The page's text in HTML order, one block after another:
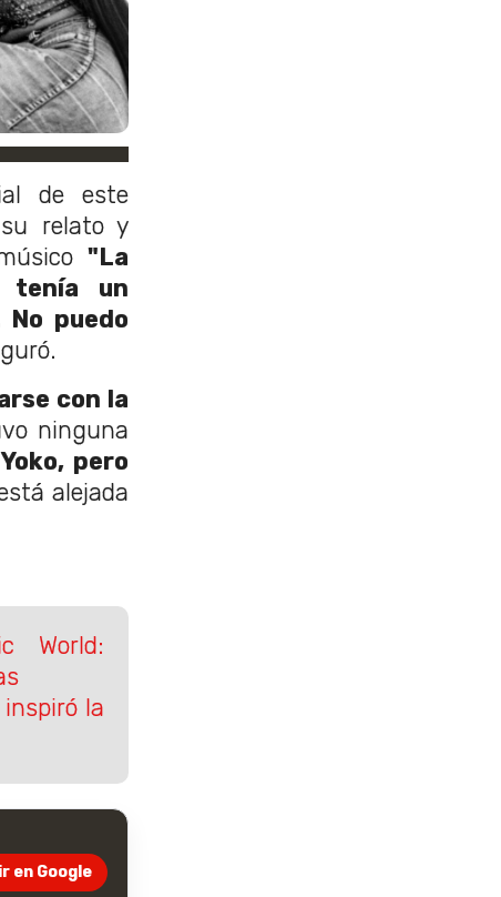
de este
relato y
"La
un
puedo
con la
ninguna
pero
alejada
World:
la
en Google